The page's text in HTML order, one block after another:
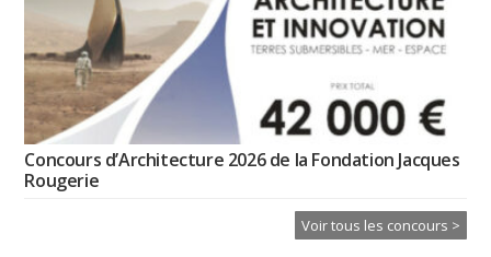
Concours d’Architecture 2026 de la Fondation Jacques
Rougerie
Voir tous les concours >